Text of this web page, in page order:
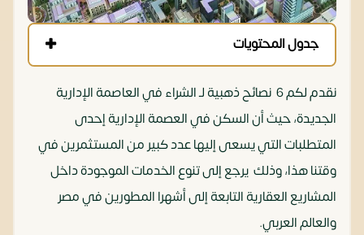
جدول المحتويات
نقدم لكم 6 نصائح ذهبية لـ الشراء في العاصمة الإدارية
الجديدة، حيث أن السكن في العصمة الإدارية إحدى
المتطلبات التي يسعى إليها عدد كبير من المستثمرين في
وقتنا هذا، وذلك يرجع إلى تنوع الخدمات الموجودة داخل
المشاريع العقارية التابعة إلى أشهرا المطورين في مصر
والعالم العربي.